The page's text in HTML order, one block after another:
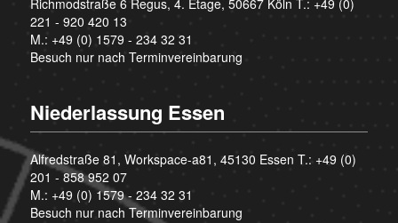
Richmodstraße 6 Regus, 4. Etage, 50667 Köln T.: +49 (0)
221 - 920 420 13
M.: +49 (0) 1579 - 234 32 31
Besuch nur nach Terminvereinbarung
Niederlassung Essen
Alfredstraße 81, Workspace-a81, 45130 Essen T.: +49 (0)
201 - 858 952 07
M.: +49 (0) 1579 - 234 32 31
Besuch nur nach Terminvereinbarung